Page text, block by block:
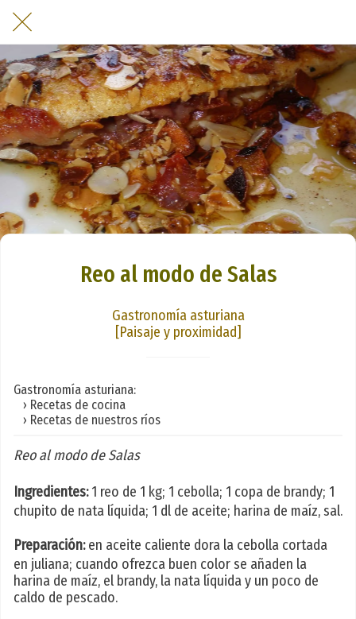
Reo al modo de Salas
Gastronomía asturiana
[Paisaje y proximidad]
Gastronomía asturiana:
› Recetas de cocina
› Recetas de nuestros ríos
Reo al modo de Salas
Ingredientes:1 reo de 1 kg; 1 cebolla; 1 copa de brandy; 1
chupito de nata líquida; 1 dl de aceite; harina de maíz, sal.
Preparación:en aceite caliente dora la cebolla cortada
en juliana; cuando ofrezca buen color se añaden la
harina de maíz, el brandy, la nata líquida y un poco de
caldo de pescado.